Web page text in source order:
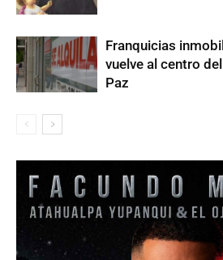
Franquicias
vuelve al centro
Paz